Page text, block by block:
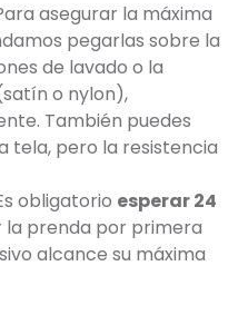
asegurar la máxima
pegarlas sobre la
de lavado o la
o nylon),
También puedes
tela, pero la resistencia
obligatorio esperar 24
la prenda por primera
alcance su máxima